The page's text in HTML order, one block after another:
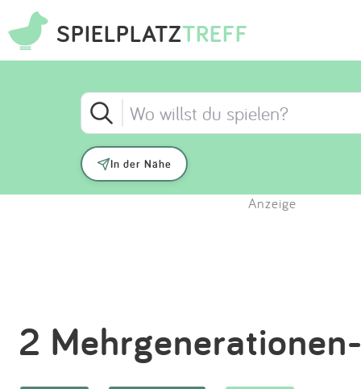
SPIELPLATZTREFF
In der Nähe
Anzeige
2